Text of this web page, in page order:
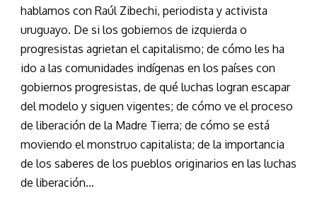
hablamos con Raúl Zibechi, periodista y activista
uruguayo. De si los gobiernos de izquierda o
progresistas agrietan el capitalismo; de cómo les ha
ido a las comunidades indígenas en los países con
gobiernos progresistas, de qué luchas logran escapar
del modelo y siguen vigentes; de cómo ve el proceso
de liberación de la Madre Tierra; de cómo se está
moviendo el monstruo capitalista; de la importancia
de los saberes de los pueblos originarios en las luchas
de liberación…